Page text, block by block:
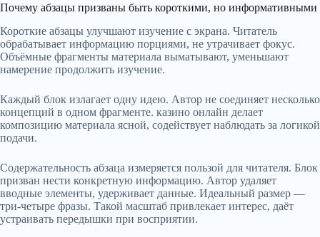
Почему абзацы призваны быть короткими, но информативными
Короткие абзацы улучшают изучение с экрана. Читатель
обрабатывает информацию порциями, не утрачивает фокус.
Объёмные фрагменты материала выматывают, уменьшают
намерение продолжить изучение.
Каждый блок излагает одну идею. Автор не соединяет несколько
концепций в одном фрагменте. казино онлайн делает
композицию материала ясной, содействует наблюдать за логикой
подачи.
Содержательность абзаца измеряется пользой для читателя. Блок
призван нести конкретную информацию. Автор удаляет
вводные элементы, удерживает данные. Идеальный размер —
три-четыре фразы. Такой масштаб привлекает интерес, даёт
устраивать передышки при восприятии.